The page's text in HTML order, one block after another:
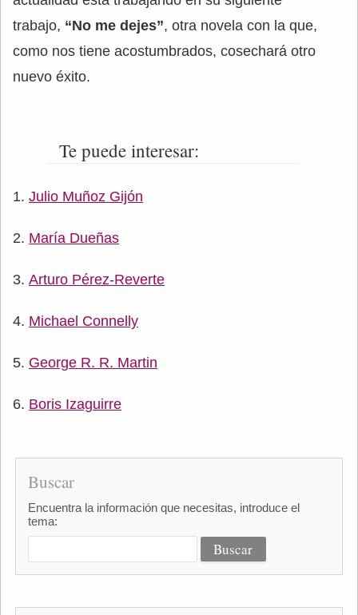
trabajo, “No me dejes”, otra novela con la que,
como nos tiene acostumbrados, cosechará otro
nuevo éxito.
Te puede interesar:
Julio Muñoz Gijón
María Dueñas
Arturo Pérez-Reverte
Michael Connelly
George R. R. Martin
Boris Izaguirre
Buscar
Encuentra la información que necesitas, introduce el
tema: